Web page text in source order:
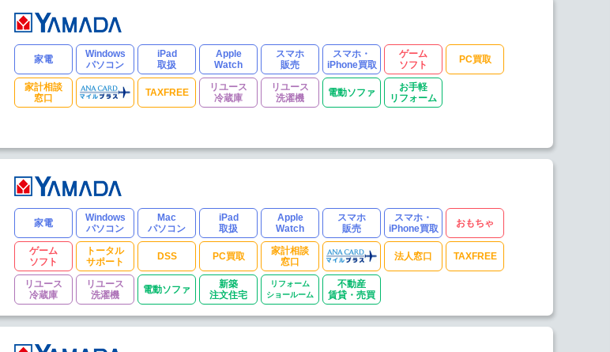
家電
Windows
パソコン
iPad
取扱
Apple
Watch
スマホ
販売
スマホ・
iPhone買取
ゲーム
ソフト
PC買取
家計相談
窓口
TAXFREE
リユース
冷蔵庫
リユース
洗濯機
電動ソファ
お手軽
リフォーム
家電
Windows
パソコン
Mac
パソコン
iPad
取扱
Apple
Watch
スマホ
販売
スマホ・
iPhone買取
おもちゃ
ゲーム
ソフト
トータル
サポート
DSS PC買取
家計相談
窓口
法人窓口 TAXFREE
リユース
冷蔵庫
リユース
洗濯機
電動ソファ
新築
注文住宅
リフォーム
ショールーム
不動産
賃貸・売買